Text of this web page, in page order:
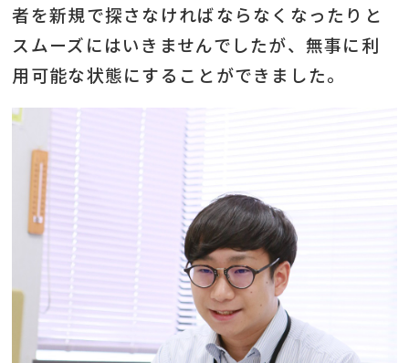
者を新規で探さなければならなくなったりと
スムーズにはいきませんでしたが、無事に利
用可能な状態にすることができました。